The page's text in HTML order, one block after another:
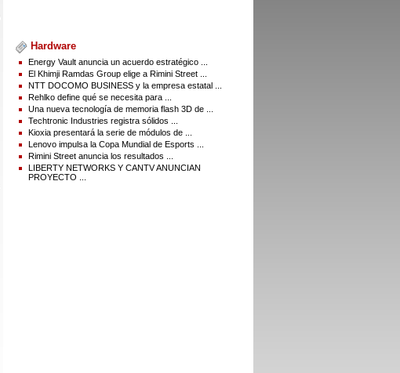
Hardware
Energy Vault anuncia un acuerdo estratégico ...
El Khimji Ramdas Group elige a Rimini Street ...
NTT DOCOMO BUSINESS y la empresa estatal ...
Rehlko define qué se necesita para ...
Una nueva tecnología de memoria flash 3D de ...
Techtronic Industries registra sólidos ...
Kioxia presentará la serie de módulos de ...
Lenovo impulsa la Copa Mundial de Esports ...
Rimini Street anuncia los resultados ...
LIBERTY NETWORKS Y CANTV ANUNCIAN
PROYECTO ...